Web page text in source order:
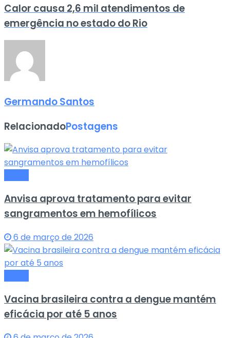
Calor causa 2,6 mil atendimentos de
emergência no estado do Rio
Germando Santos
RelacionadoPostagens
Anvisa aprova tratamento para evitar
sangramentos em hemofílicos
6 de março de 2026
Vacina brasileira contra a dengue mantém
eficácia por até 5 anos